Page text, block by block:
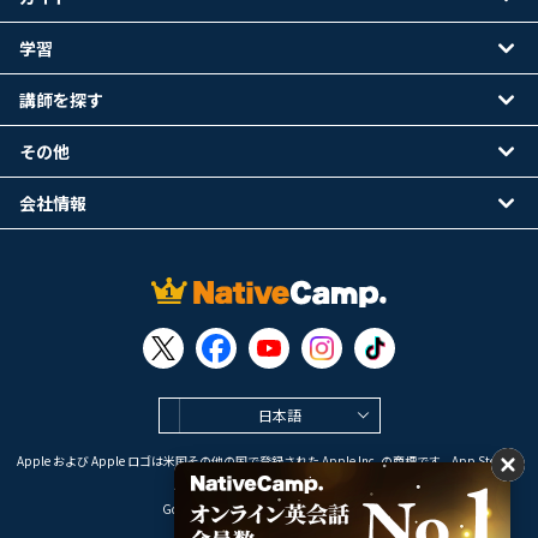
日本語
Apple および Apple ロゴは米国その他の国で登録された Apple Inc. の商標です。App Store は
Apple Inc. のサービスマークです。
Google Play は Google LLC の商標です。
学習
講師を探す
その他
会社情報